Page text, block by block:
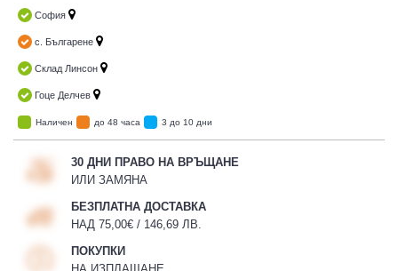
ЕКИПИРОВКА
София
с. Българене
Склад Линсон
Гоце Делчев
Наличен до 48 часа 3 до 10 дни
30 ДНИ ПРАВО НА ВРЪЩАНЕ
ИЛИ ЗАМЯНА
БЕЗПЛАТНА ДОСТАВКА
НАД 75,00€ / 146,69 ЛВ.
ПОКУПКИ